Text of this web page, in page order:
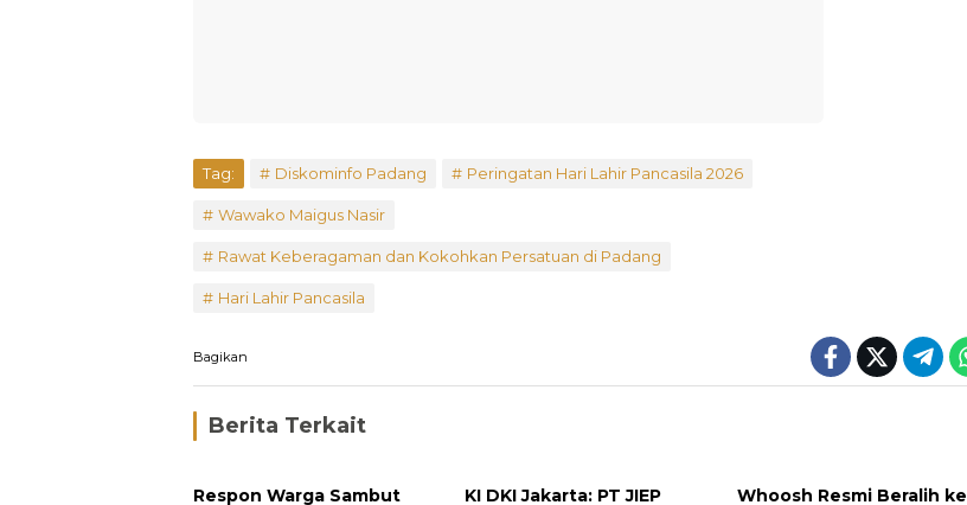
Tag: Diskominfo Padang Peringatan Hari Lahir Pancasila 2026
Wawako Maigus Nasir
Rawat Keberagaman dan Kokohkan Persatuan di Padang
Hari Lahir Pancasila
Bagikan
Berita Terkait
Respon Warga Sambut
KI DKI Jakarta: PT JIEP
Whoosh Resmi Beralih ke